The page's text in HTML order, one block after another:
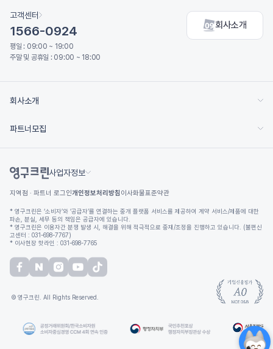
고객센터
1566-0924
평일 : 09:00 ~ 19:00
주말 및 공휴일 : 09:00 ~ 18:00
회사소개
회사소개
파트너모집
사업자정보
지역점 · 파트너 로그인개인정보처리방침 이사화물표준약관
* 영구크린은 ‘소비자’와 ‘공급자’를 연결하는 중개 플랫폼 서비스를 제공하여 계약 서비스/제품에 대한
파손, 분실, 세무 등의 책임은 공급자에 있습니다.
* 영구크린은 이용자간 분쟁 발생 시, 해결을 위해 적극적으로 중재/조정을 진행하고 있습니다. (불편신
고센터 : 031-698-7767)
* 이사현장 핫라인 : 031-698-7765
© 영구크린. All Rights Reserved.